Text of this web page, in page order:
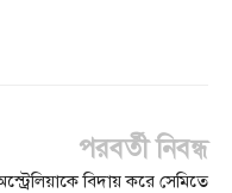
পরবর্তী নিবন্ধ
বিদায় করে সেমিতে